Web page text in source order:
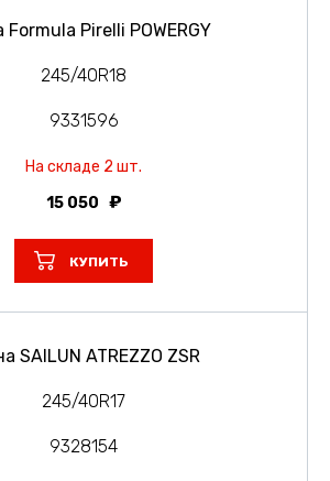
Pirelli POWERGY
245/40R18
9331596
На складе 2 шт.
15 050
КУПИТЬ
SAILUN ATREZZO ZSR
245/40R17
9328154